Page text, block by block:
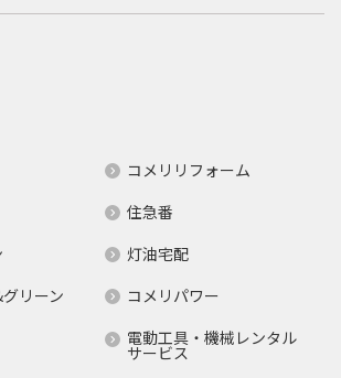
コメリリフォーム
住急番
灯油宅配
リーン
コメリパワー
電動工具・機械レンタル
サービス